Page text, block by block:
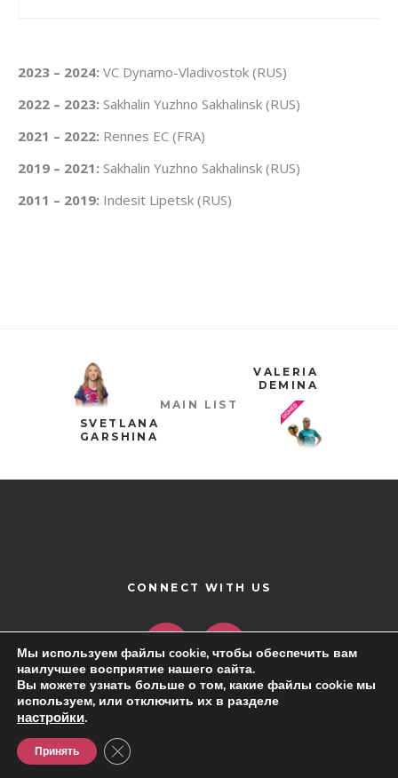
2023 – 2024: VC Dynamo-Vladivostok (RUS)
2022 – 2023: Sakhalin Yuzhno Sakhalinsk (RUS)
2021 – 2022: Rennes EC (FRA)
2019 – 2021: Sakhalin Yuzhno Sakhalinsk (RUS)
2011 – 2019: Indesit Lipetsk (RUS)
SVETLANA
GARSHINA
MAIN LIST
VALERIA
DEMINA
CONNECT WITH US
Мы используем файлы cookie, чтобы обеспечить вам
наилучшее восприятие нашего сайта.
Вы можете узнать больше о том, какие файлы cookie мы
используем, или отключить их в разделе
настройки.
Принять Close GDPR Cookie Banner